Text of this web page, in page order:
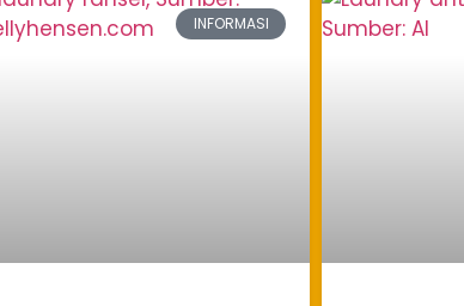
INFORMASI